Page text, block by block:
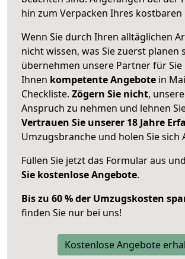
hin zum Verpacken Ihres kostbaren
Wenn Sie durch Ihren alltäglichen
nicht wissen, was Sie zuerst planen
übernehmen unsere Partner für Sie
Ihnen kompetente Angebote in
Checkliste. Zögern Sie nicht,
Anspruch zu nehmen und lehnen
Vertrauen Sie unserer 18 Jahre
Umzugsbranche und holen Sie sich
Füllen Sie jetzt das Formular aus und
Sie kostenlose Angebote.
Bis zu 60 % der Umzugskosten
finden Sie nur bei uns!
Kostenlose Angebote